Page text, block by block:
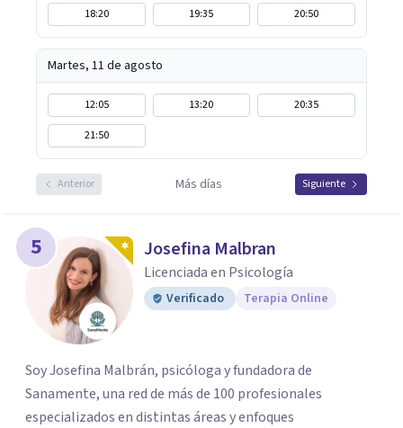
18:20
19:35 20:50
Martes, 11 de agosto
12:05 13:20
20:35
21:50
Anterior Más días Siguiente
5 Josefina Malbran
Licenciada en Psicología
Verificado Terapia Online
Soy Josefina Malbrán, psicóloga y fundadora de
Sanamente, una red de más de 100 profesionales
especializados en distintas áreas y enfoques